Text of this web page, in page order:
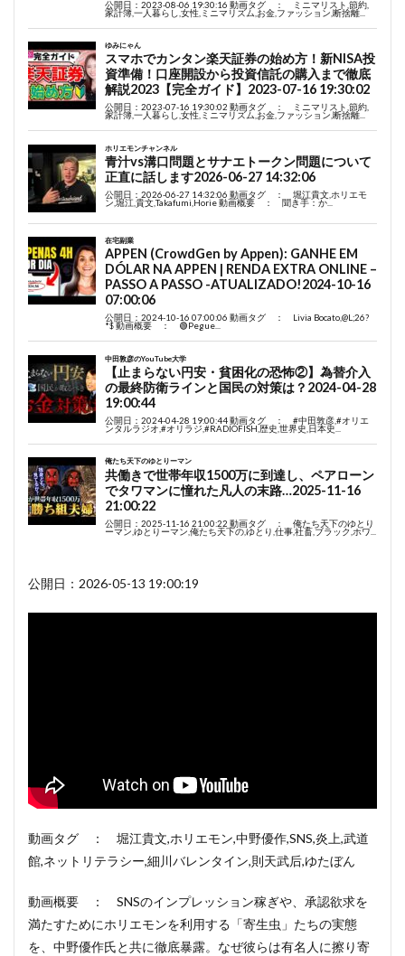
公開日：2026-05-13 19:00:19
動画タグ ： 堀江貴文,ホリエモン,中野優作,SNS,炎上,武道
館,ネットリテラシー,細川バレンタイン,則天武后,ゆたぼん
動画概要 ： SNSのインプレッション稼ぎや、承認欲求を
満たすためにホリエモンを利用する「寄生虫」たちの実態
を、中野優作氏と共に徹底暴露。なぜ彼らは有名人に擦り寄